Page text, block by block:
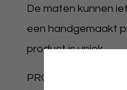
De maten kunnen
een handgemaakt
product is uniek.